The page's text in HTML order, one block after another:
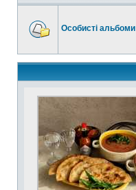
Особисті альбоми